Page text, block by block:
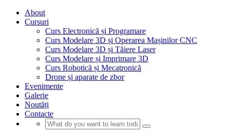
About
Cursuri
Curs Electronică și Programare
Curs Modelare 3D și Operarea Mașinilor CNC
Curs Modelare 3D și Tăiere Laser
Curs Modelare și Imprimare 3D
Curs Robotică și Mecatronică
Drone și aparate de zbor
Evenimente
Galerie
Noutăți
Contacte